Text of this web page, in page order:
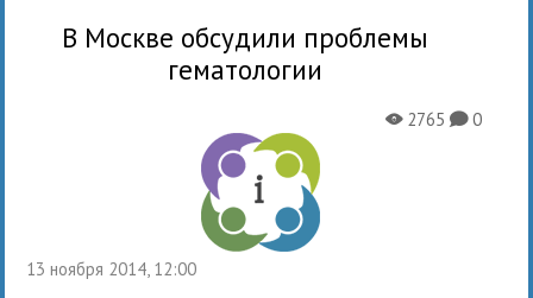
В Москве обсудили проблемы
гематологии
13 ноября 2014, 12:00
X2765K0